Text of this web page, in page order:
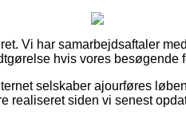
Vi har samarbejdsaftaler
hvis vores besøgende
selskaber ajourføres
realiseret siden vi senest